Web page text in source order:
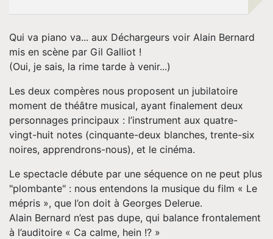
Accueil
Biographie
Vidéos
Tournée
Espace
Pro
Musique
Qui va piano va... aux Déchargeurs voir Alain Bernard
mis en scène par Gil Galliot !
(Oui, je sais, la rime tarde à venir...)
Les deux compères nous proposent un jubilatoire
moment de théâtre musical, ayant finalement deux
personnages principaux : l’instrument aux quatre-
vingt-huit notes (cinquante-deux blanches, trente-six
noires, apprendrons-nous), et le cinéma.
Le spectacle débute par une séquence on ne peut plus
"plombante" : nous entendons la musique du film « Le
mépris », que l’on doit à Georges Delerue.
Alain Bernard n’est pas dupe, qui balance frontalement
à l’auditoire « Ca calme, hein !? »